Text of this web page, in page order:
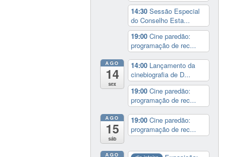
14:30Sessão Especial
do Conselho Esta...
19:00Cine paredão:
programação de rec...
AGO
14
sex
14:00 Lançamento da
cinebiografia de D...
19:00Cine paredão:
programação de rec...
AGO
15
sáb
19:00Cine paredão:
programação de rec...
AGO